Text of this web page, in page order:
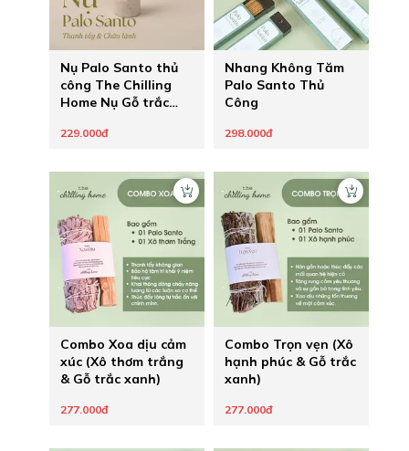
Nụ Palo Santo thủ
công The Chilling
Home Nụ Gỗ trắc
Peru thanh lọc
229.000đ
Nhang Không Tăm
Palo Santo Thủ
Công
298.000đ
Combo Xoa dịu cảm
xúc (Xô thơm trắng
& Gỗ trắc xanh)
277.000đ
Combo Trọn vẹn (Xô
hạnh phúc & Gỗ trắc
xanh)
277.000đ